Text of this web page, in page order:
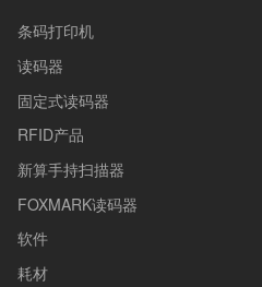
条码打印机
读码器
固定式读码器
RFID产品
新算手持扫描器
FOXMARK读码器
软件
耗材